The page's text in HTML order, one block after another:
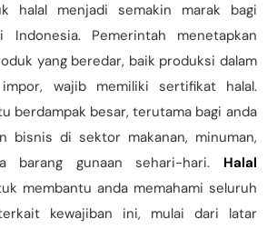
halal menjadi semakin marak bagi
Indonesia. Pemerintah menetapkan
yang beredar, baik produksi dalam
wajib memiliki sertifikat halal.
berdampak besar, terutama bagi anda
bisnis di sektor makanan, minuman,
barang gunaan sehari-hari. Halal
membantu anda memahami seluruh
kewajiban ini, mulai dari latar